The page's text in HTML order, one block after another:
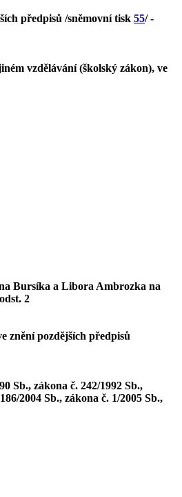
předpisů /sněmovní tisk 55/ -
vzdělávání (školský zákon), ve
Bursíka a Libora Ambrozka na
2
znění pozdějších předpisů
Sb., zákona č. 242/1992 Sb.,
2004 Sb., zákona č. 1/2005 Sb.,